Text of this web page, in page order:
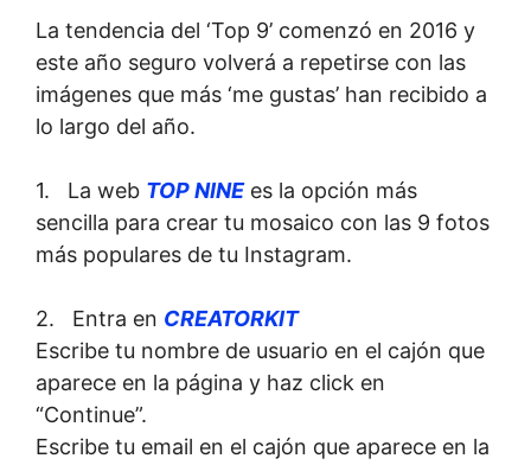
La tendencia del ‘Top 9’ comenzó en 2016 y
este año seguro volverá a repetirse con las
imágenes que más ‘me gustas’ han recibido a
lo largo del año.
1. La web TOP NINEes la opción más
sencilla para crear tu mosaico con las 9 fotos
más populares de tu Instagram.
2. Entra en CREATORKIT
Escribe tu nombre de usuario en el cajón que
aparece en la página y haz click en
“Continue”.
Escribe tu email en el cajón que aparece en la